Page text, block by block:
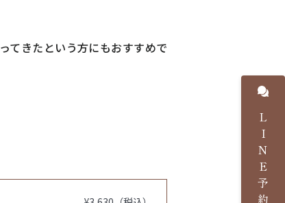
てきたという方にもおすすめで
LINE予約